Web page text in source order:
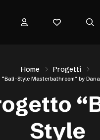
Home Progetti
“Bali-Style Masterbathroom” by
Style